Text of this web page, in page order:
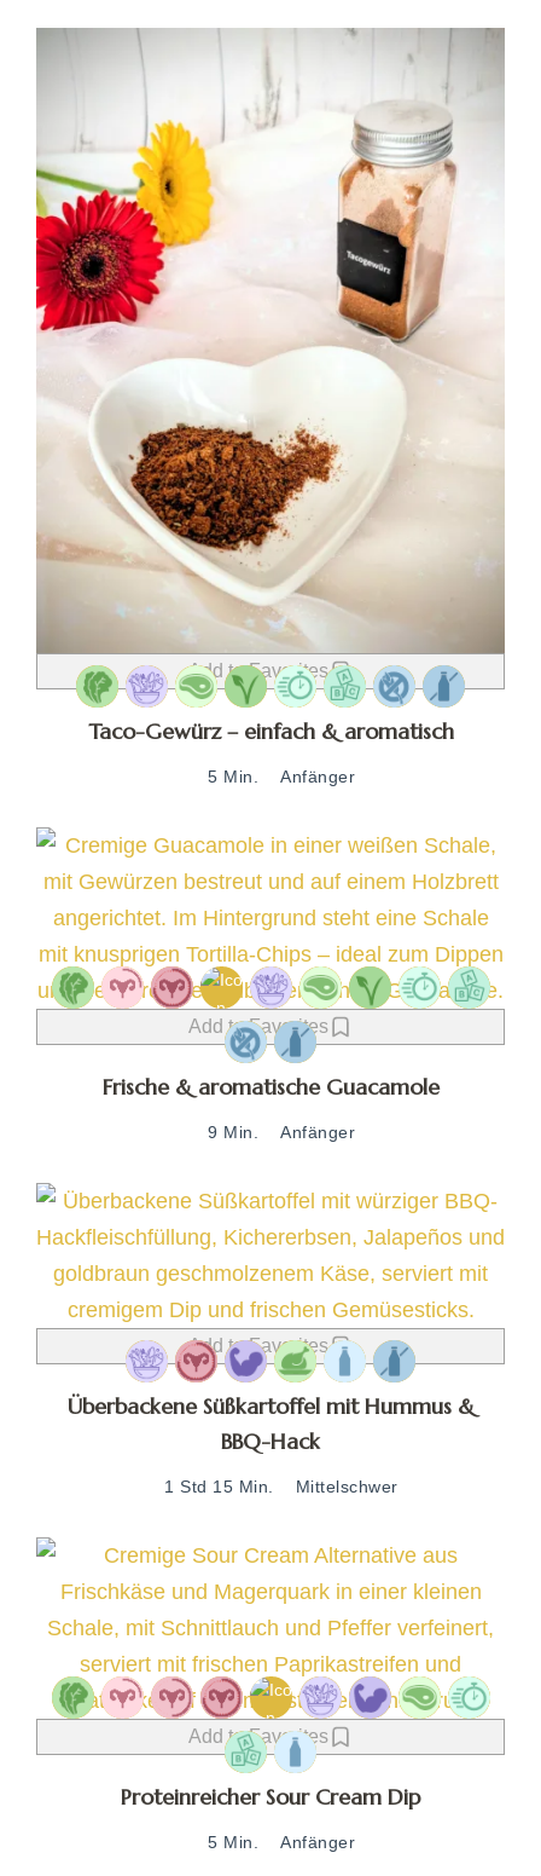
Add to Favorites
Taco-Gewürz – einfach & aromatisch
5 Min. Anfänger
Add to Favorites
Frische & aromatische Guacamole
9 Min. Anfänger
Add to Favorites
Überbackene Süßkartoffel mit Hummus &
BBQ-Hack
1 Std 15 Min. Mittelschwer
Add to Favorites
Proteinreicher Sour Cream Dip
5 Min. Anfänger